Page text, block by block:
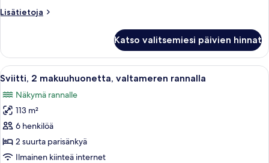
Lisätietoja
Lisätietoja
makuuhuonetta,
kaupunkinäköala
Katso valitsemiesi päivien hinnat
Avaa
kaikki
huonetyypin
Sviitti,
2
makuuhuonetta,
valtameren
Hotellihuone, jossa on suuri ikkuna,
11
Sviitti, 2 makuuhuonetta, valtameren rannalla
Näkymä rannalle
113 m²
6 henkilöä
2 suurta parisänkyä
Ilmainen kiinteä internet